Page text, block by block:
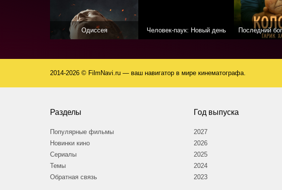
Одиссея Человек-паук: Новый день
2014-2026 © FilmNavi.ru — ваш навигатор в мире кинематографа.
Разделы
Популярные фильмы
Новинки кино
Сериалы
Темы
Обратная связь
Год выпуска
2027
2026
2025
2024
2023